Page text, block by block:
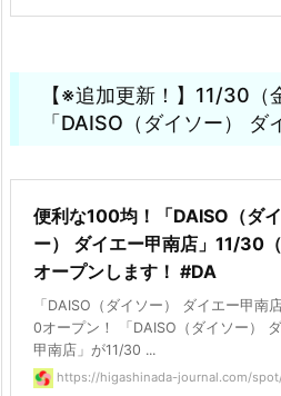
【※追加更新！】11/30（
「DAISO（ダイソー） ダ
便利な100均！「DAISO（ダ
ー） ダイエー甲南店」11/30（
オープンします！ #DA
「DAISO（ダイソー） ダイエー甲南
0オープン！ 「DAISO（ダイソー）
甲南店」が11/30 ...
https://higashinada-journal.com/